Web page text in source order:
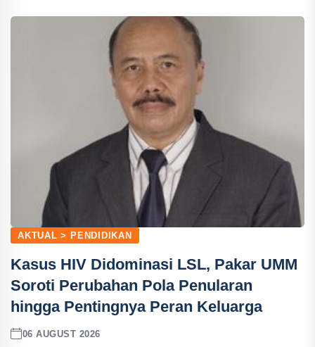
AKTUAL > PENDIDIKAN
Kasus HIV Didominasi LSL, Pakar UMM
Soroti Perubahan Pola Penularan
hingga Pentingnya Peran Keluarga
06 AUGUST 2026